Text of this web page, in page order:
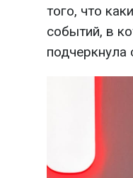
того, что
событий, в
подчеркнула